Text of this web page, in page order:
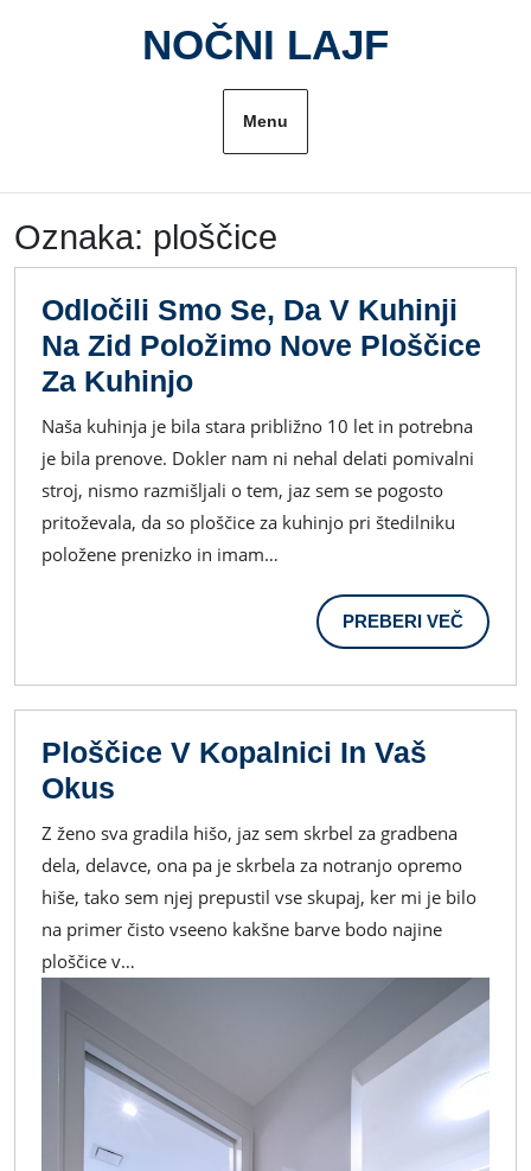
NOČNI LAJF
Menu
Oznaka: ploščice
Odločili Smo Se, Da V Kuhinji
Na Zid Položimo Nove Ploščice
Za KuhinjoOdločili
Smo
Se,
Da
V
Kuhinji
Ploščice
Za
Naša kuhinja je bila stara približno 10 let in potrebna
je bila prenove. Dokler nam ni nehal delati pomivalni
stroj, nismo razmišljali o tem, jaz sem se pogosto
pritoževala, da so ploščice za kuhinjo pri štedilniku
položene prenizko in imam…
PREBERI VEČ
VEČ
Ploščice V Kopalnici In Vaš
Okus
V
Kopalnici
In
Vaš
Okus
Z ženo sva gradila hišo, jaz sem skrbel za gradbena
dela, delavce, ona pa je skrbela za notranjo opremo
hiše, tako sem njej prepustil vse skupaj, ker mi je bilo
na primer čisto vseeno kakšne barve bodo najine
ploščice v…